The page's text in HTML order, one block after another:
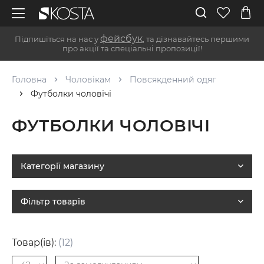
Підпишіться на нас у фейсбук , та дізнавайтесь першими
про акції та спеціальні пропозиції!
Головна Чоловікам
Повсякденний одяг
Футболки чоловічі
ФУТБОЛКИ ЧОЛОВІЧІ
Категорії магазину
Фільтр товарів
Товар(ів): (12)